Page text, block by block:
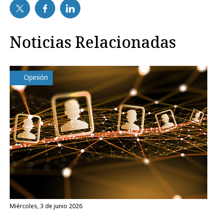
Noticias Relacionadas
Opinión
miércoles, 3 de junio 2026